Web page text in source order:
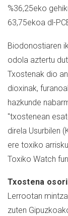
%36,25eko
63,75ekoa dl-
Biodonostiaren
odola aztertu
Txostenak dio
dioxinak,
hazkunde
"txostenean
direla Usurbilen
ere toxiko
Toxiko Watch
Txostena
Lerrootan
zuten